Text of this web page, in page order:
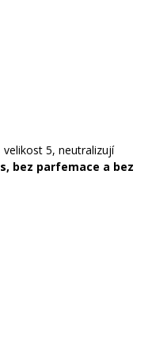
velikost 5, neutralizují
bez parfemace a bez